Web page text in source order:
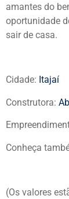
amantes do
oportunidade
sair de casa.
Cidade: Itajaí
Construtora:
Conheça
(Os valores